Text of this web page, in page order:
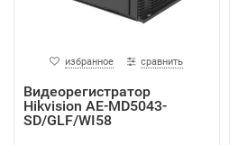
избранное сравнить
Видеорегистратор
Hikvision AE-MD5043-
SD/GLF/WI58